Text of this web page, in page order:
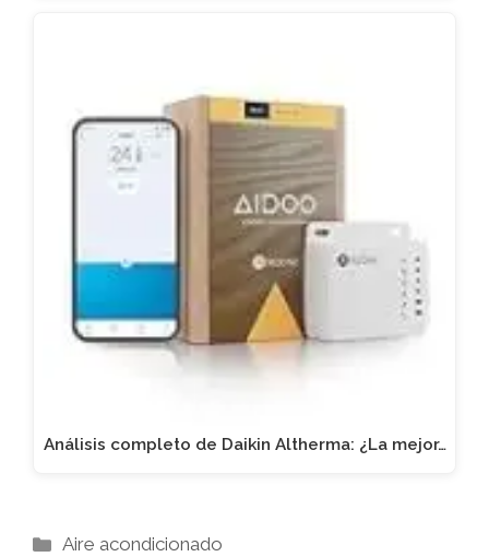
Análisis completo de Daikin Altherma: ¿La mejor…
Categorías
Aire acondicionado